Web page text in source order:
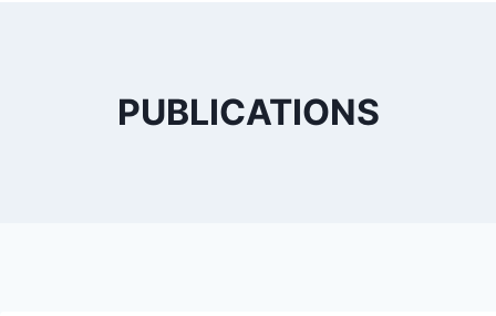
PUBLICATIONS